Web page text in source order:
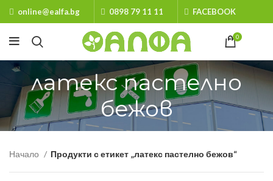
online@ealfa.bg 0898 79 11 11 FACEBOOK
0
латекс пастелно
бежов
Начало Продукти с етикет „латекс пастелно бежов“